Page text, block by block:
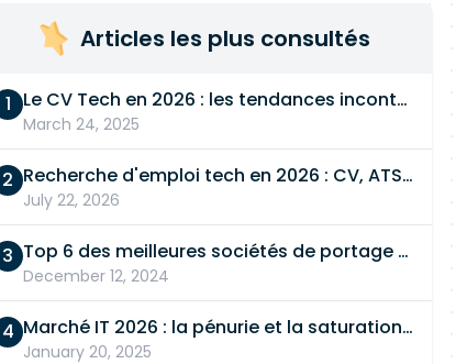
Articles les plus consultés
Le CV Tech en 2026 : les tendances incontournables
March 24, 2025
Recherche d'emploi tech en 2026 : CV, ATS, entretien… On vous dit tout
July 22, 2026
Top 6 des meilleures sociétés de portage salarial
December 12, 2024
Marché IT 2026 : la pénurie et la saturation, en même temps
January 20, 2025